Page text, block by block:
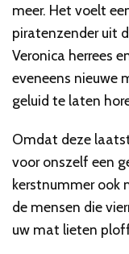
meer. Het voelt
piratenzender uit
Veronica herrees
eveneens nieuwe
geluid te laten
Omdat deze
voor onszelf een
kerstnummer ook
de mensen die
uw mat lieten